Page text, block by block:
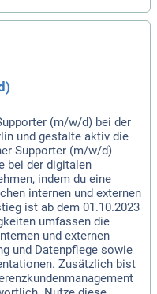
(m/w/d) bei der
und gestalte aktiv die
Supporter (m/w/d)
bei der digitalen
indem du eine
internen und externen
ist ab dem 01.10.2023
umfassen die
und externen
und Datenpflege sowie
Zusätzlich bist